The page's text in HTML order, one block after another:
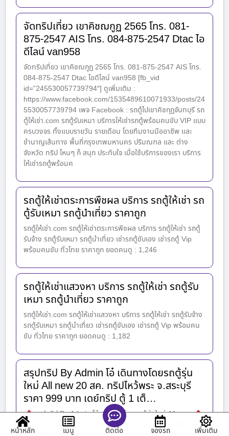
จัดทริปเที่ยว เขาคิชฌกูฏ 2565 โทร. 081-
875-2547 AIS โทร. 084-875-2547 Dtac ไอ
ดีไลน์ van958
จัดทริปเที่ยว เขาคิชฌกูฏ 2565 โทร. 081-875-2547 AIS โทร.
084-875-2547 Dtac ไอดีไลน์ van958 [fb_vid
id=”245530057739794″] ดูเพิ่มเติม :
https://www.facebook.com/1535489610071933/posts/24
5530057739794 เพจ Facebook : รถตู้ไปเขาคิชกุฏจันทบุรี รถ
ตู้ให้เช่า.com รถตู้รับเหมา บริการให้เช่ารถตู้พร้อมคนขับ VIP แบบ
ครบวงจร ทั้งแบบรายวัน รายเดือน โดยทีมงานมืออาชีพ และ
ชำนาญเส้นทาง พื้นที่กรุงเทพมหานคร ปริมณฑล และ ต่าง
จังหวัด ทริป ไหนๆ ก็ สนุก ประทับใจ เมื่อใช้บริการของเรา บริการ
ให้เช่ารถตู้พร้อมค
รถตู้ให้เช่าตระการพืชผล บริการ รถตู้ให้เช่า รถ
ตู้รับเหมา รถตู้นำเที่ยว ราคาถูก
รถตู้ให้เช่า.com รถตู้ให้เช่าตระการพืชผล บริการ รถตู้ให้เช่า รถตู้
รับจ้าง รถตู้รับเหมา รถตู้นำเที่ยว เช่ารถตู้ขับเอง เช่ารถตู้ Vip
พร้อมคนขับ ทั่วไทย ราคาถูก ยอดคนดู : 1,246
รถตู้ให้เช่าแสวงหา บริการ รถตู้ให้เช่า รถตู้รับ
เหมา รถตู้นำเที่ยว ราคาถูก
รถตู้ให้เช่า.com รถตู้ให้เช่าแสวงหา บริการ รถตู้ให้เช่า รถตู้รับจ้าง
รถตู้รับเหมา รถตู้นำเที่ยว เช่ารถตู้ขับเอง เช่ารถตู้ Vip พร้อมคน
ขับ ทั่วไทย ราคาถูก ยอดคนดู : 1,182
สรุปทริป By Admin โอ๋ เดินทางโดยรถตู้รุ่น
ใหม่ All new 20 สค. ทริปไหว้พระ จ.สระบุรี
ราคา 999 บาท เดย์ทริป ตู้ 1 เต็…
สรุปทริป By Admin โอ๋ เดินทางโดยรถตู้รุ่นใหม่ All new
20 สค. ทริปไหว้พระ จ.สระบุรี ราคา 999 บาท เดย์ทริป
หน้าหลัก เมนู ติดต่อ จองรถ เพิ่มเติม